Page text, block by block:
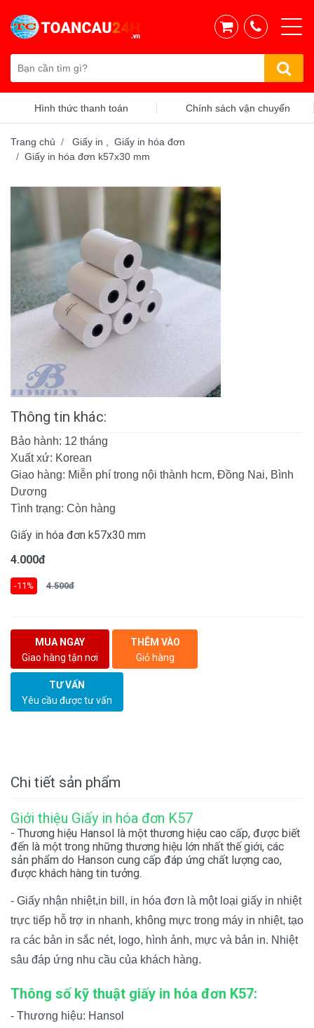
Hình thức thanh toán Chính sách vận chuyển
Trang chủ Giấy in , Giấy in hóa đơn
Giấy in hóa đơn k57x30 mm
Thông tin khác:
Bảo hành: 12 tháng
Xuất xứ: Korean
Giao hàng: Miễn phí trong nội thành hcm, Đồng Nai, Bình
Dương
Tình trạng: Còn hàng
Giấy in hóa đơn k57x30 mm
4.000đ
-11% 4.500đ
MUA NGAY
Giao hàng tận nơi
THÊM VÀO
Giỏ hàng
TƯ VẤN
Yêu cầu được tư vấn
Chi tiết sản phẩm
Giới thiệu Giấy in hóa đơn K57
- Thương hiệu Hansol là một thương hiệu cao cấp, được biết
đến là một trong những thương hiệu lớn nhất thế giới, các
sản phẩm do Hanson cung cấp đáp ứng chất lượng cao,
được khách hàng tin tưởng.
- Giấy nhận nhiệt,in bill, in hóa đơn là một loại giấy in nhiệt
trực tiếp hỗ trợ in nhanh, không mực trong máy in nhiệt, tạo
ra các bản in sắc nét, logo, hình ảnh, mực và bản in. Nhiệt
sâu đáp ứng nhu cầu của khách hàng.
Thông số kỹ thuật giấy in hóa đơn K57:
- Thương hiệu: Hansol